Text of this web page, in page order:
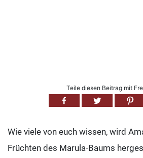
Teile diesen Beitrag mit
Wie viele von euch wissen, wird
Früchten des Marula-Baums